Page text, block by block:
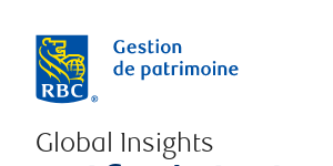
Global Insights